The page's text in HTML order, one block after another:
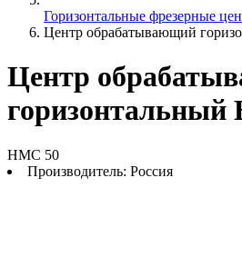
Горизонтальные фрезерные
Центр обрабатывающий
Центр
горизонтальный
HMC 50
Производитель: Россия